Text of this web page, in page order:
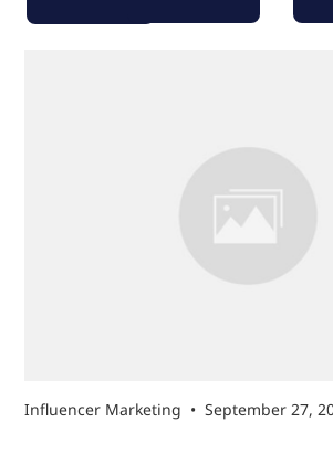
Influencer Marketing • September 27,